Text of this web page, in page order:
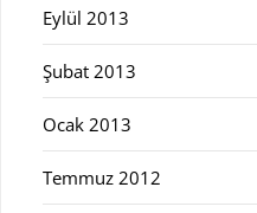
Eylül 2013
Şubat 2013
Ocak 2013
Temmuz 2012